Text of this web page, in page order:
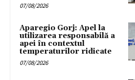
07/08/2026
Aparegio Gorj: Apel la
utilizarea responsabilă a
apei în contextul
temperaturilor ridicate
07/08/2026